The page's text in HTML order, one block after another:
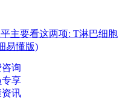
主要看这两项: T淋巴细胞
易懂版)
询
享
讯